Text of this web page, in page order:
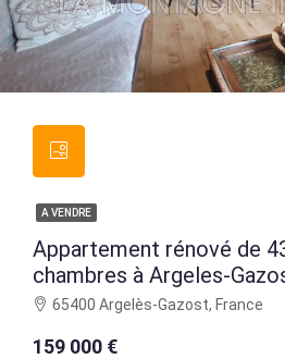
A VENDRE
Appartement rénové de
chambres à Argeles-
65400 Argelès-Gazost, France
159 000 €